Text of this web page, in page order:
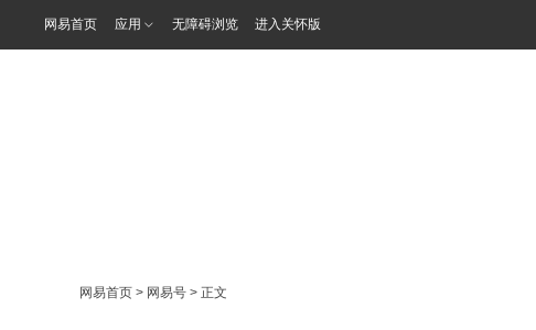
网易首页 应用 无障碍浏览 进入关怀版
网易首页 > 网易号 > 正文